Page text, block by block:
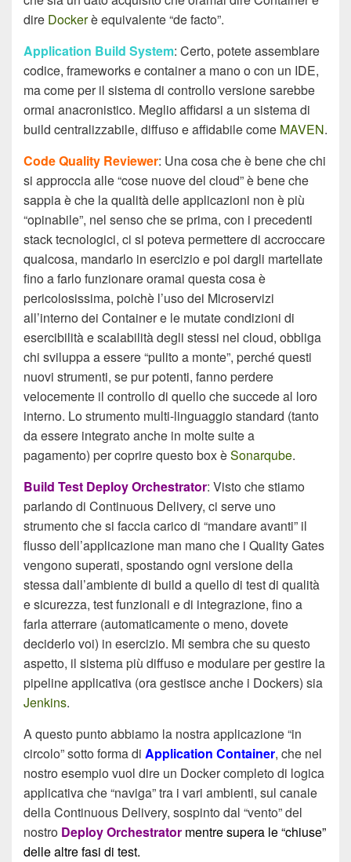
dire Dockerè equivalente “de facto”.
Application Build System: Certo, potete assemblare
codice, frameworks e container a mano o con un IDE,
ma come per il sistema di controllo versione sarebbe
ormai anacronistico. Meglio affidarsi a un sistema di
build centralizzabile, diffuso e affidabile come MAVEN.
Code Quality Reviewer: Una cosa che è bene che chi
si approccia alle “cose nuove del cloud” è bene che
sappia è che la qualità delle applicazioni non è più
“opinabile”, nel senso che se prima, con i precedenti
stack tecnologici, ci si poteva permettere di accroccare
qualcosa, mandarlo in esercizio e poi dargli martellate
fino a farlo funzionare oramai questa cosa è
pericolosissima, poichè l’uso dei Microservizi
all’interno dei Container e le mutate condizioni di
esercibilità e scalabilità degli stessi nel cloud, obbliga
chi sviluppa a essere “pulito a monte”, perché questi
nuovi strumenti, se pur potenti, fanno perdere
velocemente il controllo di quello che succede al loro
interno. Lo strumento multi-linguaggio standard (tanto
da essere integrato anche in molte suite a
pagamento) per coprire questo box èSonarqube.
Build Test Deploy Orchestrator: Visto che stiamo
parlando di Continuous Delivery, ci serve uno
strumento che si faccia carico di “mandare avanti” il
flusso dell’applicazione man mano che i Quality Gates
vengono superati, spostando ogni versione della
stessa dall’ambiente di build a quello di test di qualità
e sicurezza, test funzionali e di integrazione, fino a
farla atterrare (automaticamente o meno, dovete
deciderlo voi) in esercizio. Mi sembra che su questo
aspetto, il sistema più diffuso e modulare per gestire la
pipeline applicativa (ora gestisce anche i Dockers) sia
Jenkins.
A questo punto abbiamo la nostra applicazione “in
circolo” sotto forma di Application Container, che nel
nostro esempio vuol dire un Docker completo di logica
applicativa che “naviga” tra i vari ambienti, sul canale
della Continuous Delivery, sospinto dal “vento” del
nostro Deploy Orchestrator mentre supera le “chiuse”
delle altre fasi di test.